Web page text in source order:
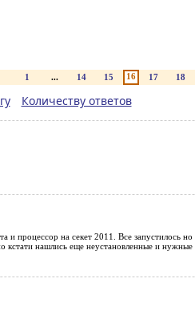
1 ... 14 15 16 17 18
Количеству ответов
и процессор на секет 2011. Все запустилось
кстати нашлись еще неустановленные и